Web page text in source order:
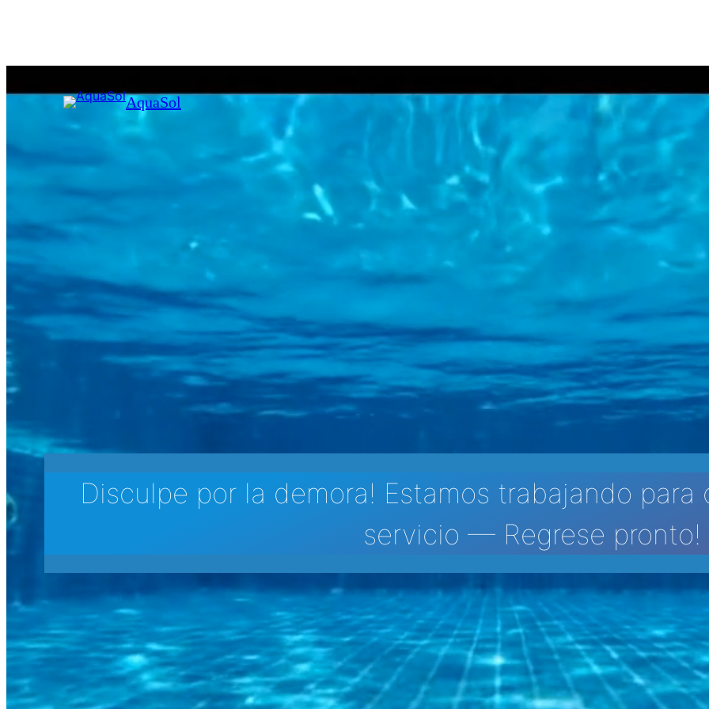
AquaSol
Disculpe por la demora! Estamos trabajando
servicio — Regrese pronto!